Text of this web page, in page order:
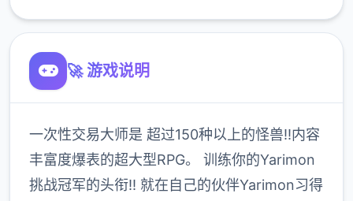
🚀 游戏说明
一次性交易大师是 超过150种以上的怪兽!!内容
丰富度爆表的超大型RPG。 训练你的Yarimon
挑战冠军的头衔!! 就在自己的伙伴Yarimon习得